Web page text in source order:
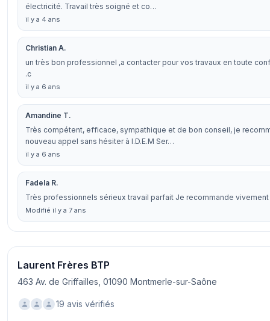
électricité. Travail très soigné et co…
il y a 4 ans
Christian A.
un très bon professionnel ,a contacter pour vos travaux en toute
.c
il y a 6 ans
Amandine T.
Très compétent, efficace, sympathique et de bon conseil, je
nouveau appel sans hésiter à I.D.E.M Ser…
il y a 6 ans
Fadela R.
Très professionnels sérieux travail parfait Je recommande vivement
Modifié il y a 7 ans
Laurent Frères BTP
463 Av. de Griffailles, 01090 Montmerle-sur-Saône
19 avis vérifiés